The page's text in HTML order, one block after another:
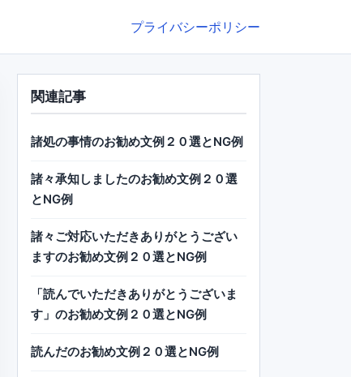
プライバシーポリシー
関連記事
諸処の事情のお勧め文例２０選とNG例
諸々承知しましたのお勧め文例２０選
とNG例
諸々ご対応いただきありがとうござい
ますのお勧め文例２０選とNG例
「読んでいただきありがとうございま
す」のお勧め文例２０選とNG例
読んだのお勧め文例２０選とNG例